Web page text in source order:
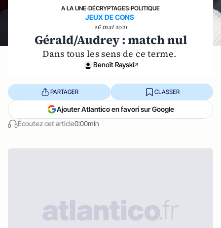
A LA UNE›DÉCRYPTAGES›POLITIQUE
JEUX DE CONS
26 mai 2021
Gérald/Audrey : match nul
Dans tous les sens de ce terme.
Benoît Rayski
Écoutez cet article0:00min
PARTAGER CLASSER
Ajouter Atlantico en favori sur Google